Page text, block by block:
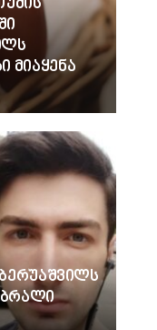
მიაყენა
ბერუაშვილს
ბრალი